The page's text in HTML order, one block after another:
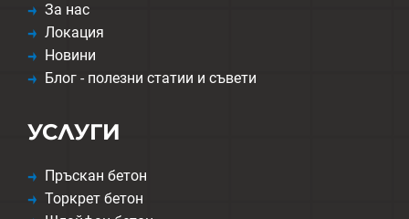
За нас
Локация
Новини
Блог - полезни статии и съвети
УСЛУГИ
Пръскан бетон
Торкрет бетон